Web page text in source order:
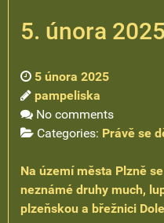
5. února 2025
5 února 2025
pampeliska
No comments
Categories: Právě se
Na území města Plzně
neznámé druhy much,
plzeňskou a břežnici